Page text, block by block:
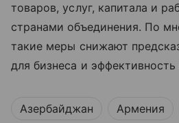
товаров, услуг, капитала и
странами объединения. По
такие меры снижают
для бизнеса и эффективность
Азербайджан Армения